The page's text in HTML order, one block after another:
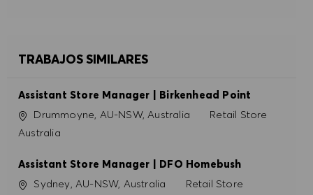
TRABAJOS SIMILARES
Assistant Store Manager | Birkenhead Point
Ubicación
Drummoyne, AU-NSW, Australia Categoría
Retail Store
Australia
Assistant Store Manager | DFO Homebush
Ubicación
Sydney, AU-NSW, Australia Categoría
Retail Store